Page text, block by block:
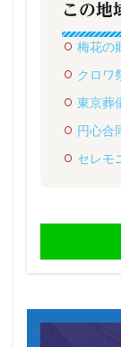
この地
梅花の
クロワ
東京葬
円心合
セレモ